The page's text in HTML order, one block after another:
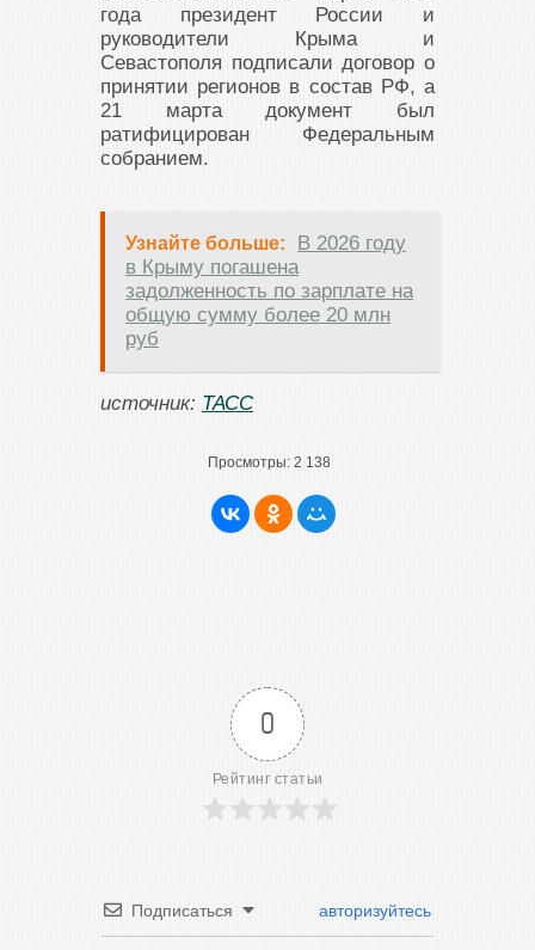
года президент России и
руководители Крыма и
Севастополя подписали договор о
принятии регионов в состав РФ, а
21 марта документ был
ратифицирован Федеральным
собранием.
Узнайте больше:
В 2026 году
в Крыму погашена
задолженность по зарплате на
общую сумму более 20 млн
руб
источник: ТАСС
Просмотры: 2 138
0
Рейтинг статьи
Подписаться авторизуйтесь